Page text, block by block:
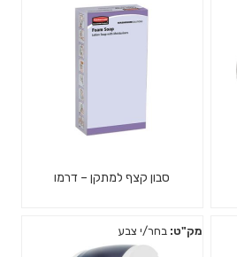
סבון קצף למתקן – דרמו
מק"ט: בחר/י צבע